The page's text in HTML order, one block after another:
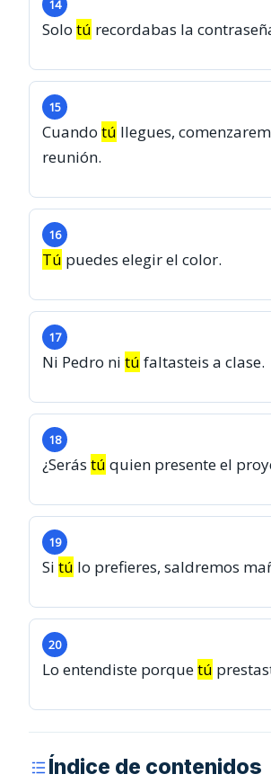
14
Solo tú recordabas la
15
Cuando tú llegues,
reunión.
16
Tú puedes elegir el color.
17
Ni Pedro ni tú faltasteis a clase.
18
¿Serás tú quien presente el
19
Si tú lo prefieres, saldremos
20
Lo entendiste porquetú
Índice de contenidos